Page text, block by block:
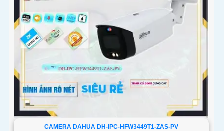
CAMERA DAHUA DH-IPC-HFW3449T1-ZAS-PV